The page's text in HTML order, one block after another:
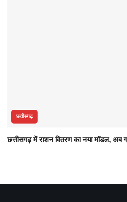
छत्तीसगढ़
छत्तीसगढ़ में राशन वितरण का नया मॉडल,